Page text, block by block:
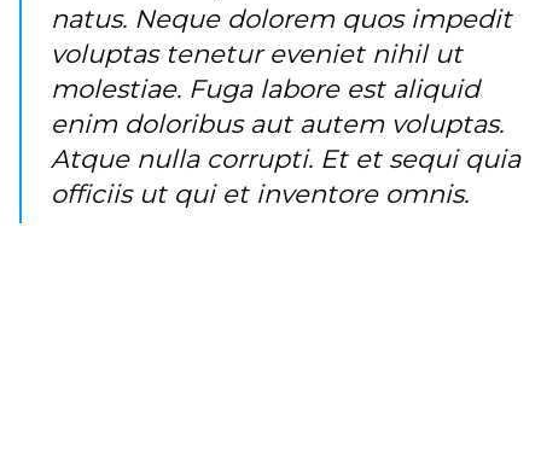
natus. Neque dolorem quos impedit
voluptas tenetur eveniet nihil ut
molestiae. Fuga labore est aliquid
enim doloribus aut autem voluptas.
Atque nulla corrupti. Et et sequi quia
officiis ut qui et inventore omnis.